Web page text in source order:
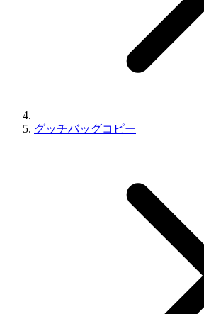
グッチバッグコピー